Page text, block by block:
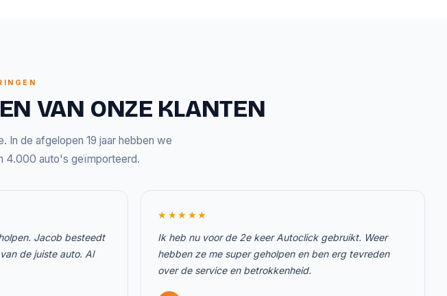
VAN ONZE KLANTEN
In de afgelopen 19 jaar hebben we
4.000 auto's geïmporteerd.
Jacob besteedt
de juiste auto. Al
★★★★★
Ik heb nu voor de 2e keer Autoclick gebruikt. Weer
hebben ze me super geholpen en ben erg tevreden
over de service en betrokkenheid.